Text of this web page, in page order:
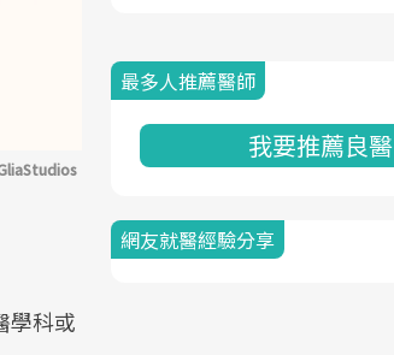
學科或
最多人推薦醫師
我要推薦良醫
網友就醫經驗分享